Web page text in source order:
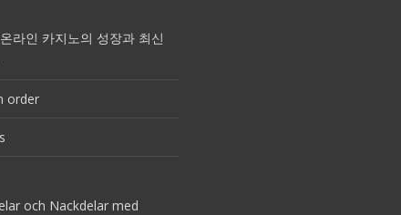
라인 카지노의 성장과 최신
order
och Nackdelar med